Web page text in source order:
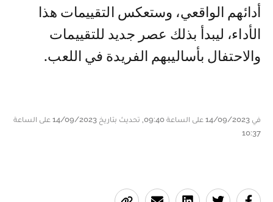
أدائهم الواقعي، وستعكس التقييمات هذا
الأداء، ليبدأ بذلك عصر جديد للتقييمات
والاحتفال بأساليبهم الفريدة في اللعب.
في 14/09/2023 على الساعة 09:40, تحديث بتاريخ 14/09/2023 على الساعة
10:37